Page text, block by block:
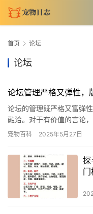
首页 论坛
论坛
论坛管理严格又弹性，
论坛的管理既严格又富弹
融洽。对于有价值的言论
的积极管理让论坛充满生
宠物百科 2025年5月27日
探